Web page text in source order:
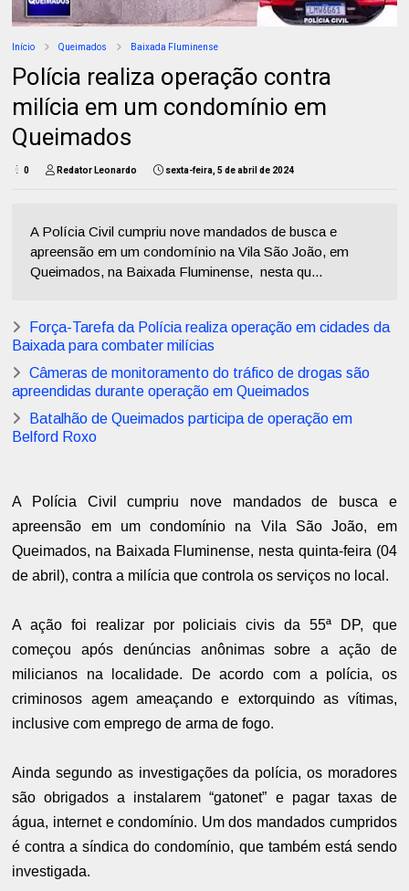
Início Queimados Baixada Fluminense
Polícia realiza operação contra
milícia em um condomínio em
Queimados
0 Redator Leonardo sexta-feira, 5 de abril de 2024
A Polícia Civil cumpriu nove mandados de busca e
apreensão em um condomínio na Vila São João, em
Queimados, na Baixada Fluminense, nesta qu...
Força-Tarefa da Polícia realiza operação em cidades da
Baixada para combater milícias
Câmeras de monitoramento do tráfico de drogas são
apreendidas durante operação em Queimados
Batalhão de Queimados participa de operação em
Belford Roxo
A Polícia Civil cumpriu nove mandados de busca e
apreensão em um condomínio na Vila São João, em
Queimados, na Baixada Fluminense, nesta quinta-feira (04
de abril), contra a milícia que controla os serviços no local.
A ação foi realizar por policiaiscivis da 55ª DP, que
começou após denúncias anônimas sobre a ação de
milicianos na localidade. De acordo com a polícia, os
criminosos agem ameaçando e extorquindo as vítimas,
inclusive com emprego de arma de fogo.
Ainda segundo as investigações da polícia, os moradores
são obrigados a instalarem “gatonet” e pagar taxas de
água, internet e condomínio. Um dos mandados cumpridos
é contra a síndica do condomínio, que também está sendo
investigada.